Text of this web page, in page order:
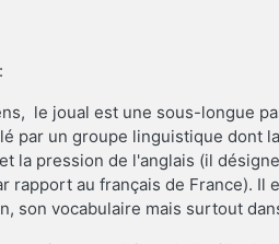
le joual est une sous-longue
par un groupe linguistique dont
la pression de l'anglais (il
rapport au français de France). Il
son vocabulaire mais surtout